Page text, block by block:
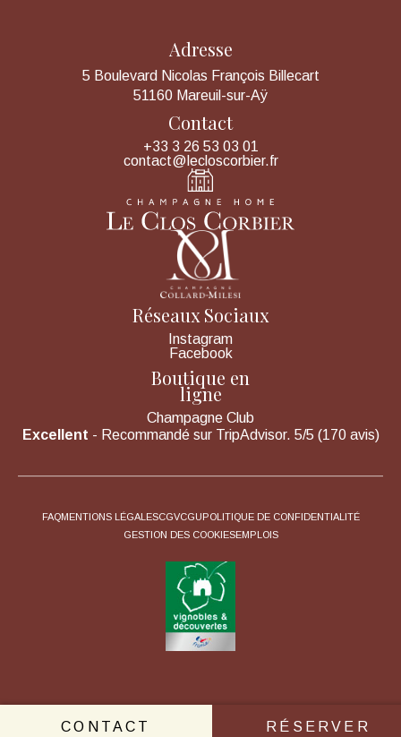
Adresse
5 Boulevard Nicolas François Billecart
51160 Mareuil-sur-Aÿ
Contact
+33 3 26 53 03 01
contact@lecloscorbier.fr
Réseaux Sociaux
Instagram
Facebook
Boutique en
ligne
Champagne Club
Excellent - Recommandé sur TripAdvisor. 5/5 (170 avis)
FAQMENTIONS LÉGALESCGVCGUPOLITIQUE DE CONFIDENTIALITÉ
GESTION DES COOKIESEMPLOIS
CONTACT RÉSERVER